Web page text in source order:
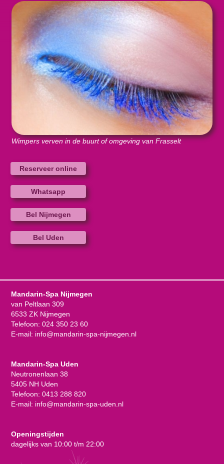
Wimpers verven in de buurt of omgeving van Frasselt
Reserveer online
Whatsapp
Bel Nijmegen
Bel Uden
Mandarin-Spa Nijmegen
van Peltlaan 309
6533 ZK Nijmegen
Telefoon: 024 350 23 60
E-mail: info@mandarin-spa-nijmegen.nl
Mandarin-Spa Uden
Neutronenlaan 38
5405 NH Uden
Telefoon: 0413 288 820
E-mail: info@mandarin-spa-uden.nl
Openingstijden
dagelijks van 10:00 t/m 22:00